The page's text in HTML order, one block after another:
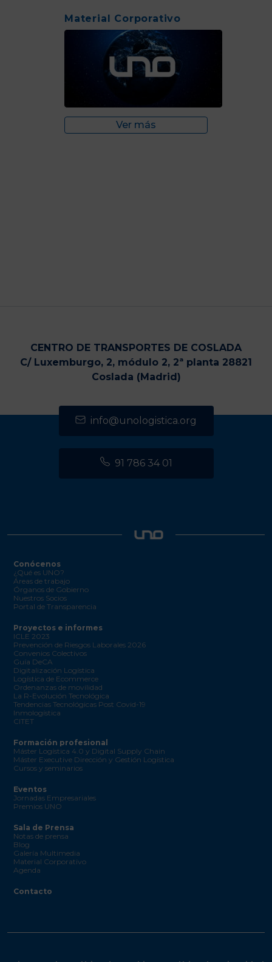
Material Corporativo
Ver más
CENTRO DE TRANSPORTES DE COSLADA
C/ Luxemburgo, 2, módulo 2, 2ª planta 28821
Coslada (Madrid)
info@unologistica.org
91 786 34 01
Conócenos
¿Qué es UNO?
Áreas de trabajo
Órganos de Gobierno
Nuestros Socios
Portal de Transparencia
Proyectos e informes
ICLE 2023
Prevención de Riesgos Laborales 2026
Convenios Colectivos
Guía DeCA
Digitalización Logística
Logística de Ecommerce
Ordenanzas de movilidad
La R-Evolución Tecnológica
Tendencias Tecnológicas Post Covid-19
Inmologística
CITET
Formación profesional
Máster Logística 4.0 y Digital Supply Chain
Máster Executive Dirección y Gestión Logística
Cursos y seminarios
Eventos
Jornadas Empresariales
Premios UNO
Sala de Prensa
Notas de prensa
Blog
Galería Multimedia
Material Corporativo
Agenda
Contacto